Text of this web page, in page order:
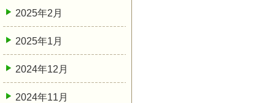
2025年2月
2025年1月
2024年12月
2024年11月